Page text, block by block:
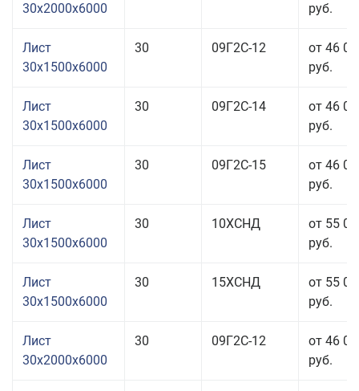
30x2000x6000
руб.
Лист
30x1500x6000
30 09Г2С-12
от 46
руб.
Лист
30x1500x6000
30 09Г2С-14
от 46
руб.
Лист
30x1500x6000
30 09Г2С-15
от 46
руб.
Лист
30x1500x6000
30 10ХСНД
от 55
руб.
Лист
30x1500x6000
30 15ХСНД
от 55
руб.
Лист
30x2000x6000
30 09Г2С-12
от 46
руб.